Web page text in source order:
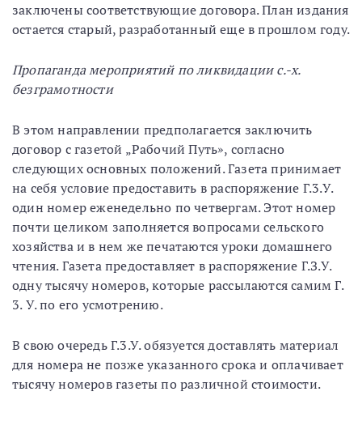
заключены соответствующие договора. План издания
остается старый, разработанный еще в прошлом году.
Пропаганда мероприятий по ликвидации с.-х.
безграмотности
В этом направлении предполагается заключить
договор с газетой „Рабочий Путь», согласно
следующих основных положений. Газета принимает
на себя условие предоставить в распоряжение Г.3.У.
один номер еженедельно по четвергам. Этот номер
почти целиком заполняется вопросами сельского
хозяйства и в нем же печатаются уроки домашнего
чтения. Газета предоставляет в распоряжение Г.З.У.
одну тысячу номеров, которые рассылаются самим Г.
3. У. по его усмотрению.
В свою очередь Г.3.У. обязуется доставлять материал
для номера не позже указанного срока и оплачивает
тысячу номеров газеты по различной стоимости.